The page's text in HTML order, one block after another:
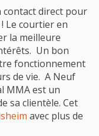
contact direct pour
Le courtier en
la meilleure
Un bon
fonctionnement
de vie. A Neuf
MMA est un
sa clientèle. Cet
avec plus de